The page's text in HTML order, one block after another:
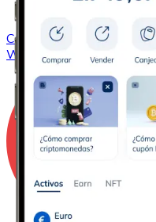
ComprarWrapped Bitcoin
WBTC